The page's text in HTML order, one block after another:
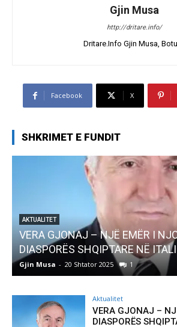
Gjin Musa
http://dritare.info/
Dritare.Info Gjin Musa,
Facebook X
SHKRIMET E FUNDIT
AKTUALITET
Pregaditi Gjin Musa-Rome-
Gjin Musa 8 Shtator 2025 0
Aktualitet
VERA GJONAJ –
DIASPORËS